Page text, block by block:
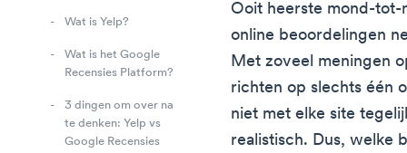
Wat is Yelp?
Wat is het Google
Recensies Platform?
3 dingen om over na
te denken: Yelp vs
Google Recensies
Ooit heerste mond-tot-
online beoordelingen
Met zoveel meningen
richten op slechts één
niet met elke site
realistisch. Dus, welke